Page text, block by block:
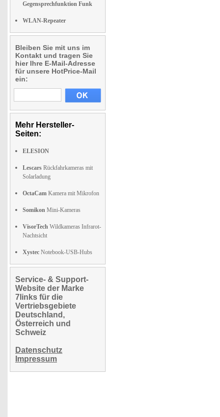
Gegensprechfunktion Funk
WLAN-Repeater
Bleiben Sie mit uns im
Kontakt und tragen Sie
hier Ihre E-Mail-Adresse
für unsere HotPrice-Mail
ein:
Mehr Hersteller-
Seiten:
ELESION
Lescars Rückfahrkameras mit
Solarladung
OctaCam Kamera mit Mikrofon
Somikon Mini-Kameras
VisorTech Wildkameras Infrarot-
Nachtsicht
Xystec Notebook-USB-Hubs
Service- & Support-
Website der Marke
7links für die
Vertriebsgebiete
Deutschland,
Österreich und
Schweiz
Datenschutz
Impressum